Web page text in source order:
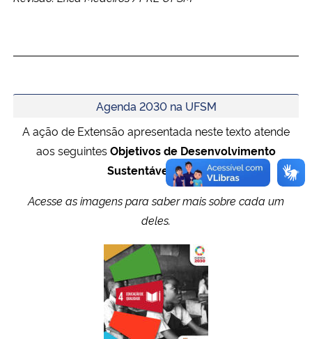
Agenda 2030 na UFSM
A ação de Extensão apresentada neste texto atende
aos seguintesObjetivos de Desenvolvimento
Sustentável (ODS).
Acesse as imagens para saber mais sobre cada um
deles.